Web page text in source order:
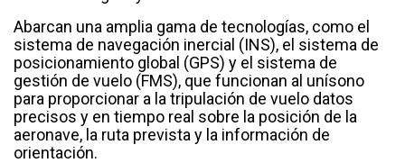
Abarcan una amplia gama de tecnologías, como el
sistema de navegación inercial (INS), el sistema de
posicionamiento global (GPS) y el sistema de
gestión de vuelo (FMS), que funcionan al unísono
para proporcionar a la tripulación de vuelo datos
precisos y en tiempo real sobre la posición de la
aeronave, la ruta prevista y la información de
orientación.